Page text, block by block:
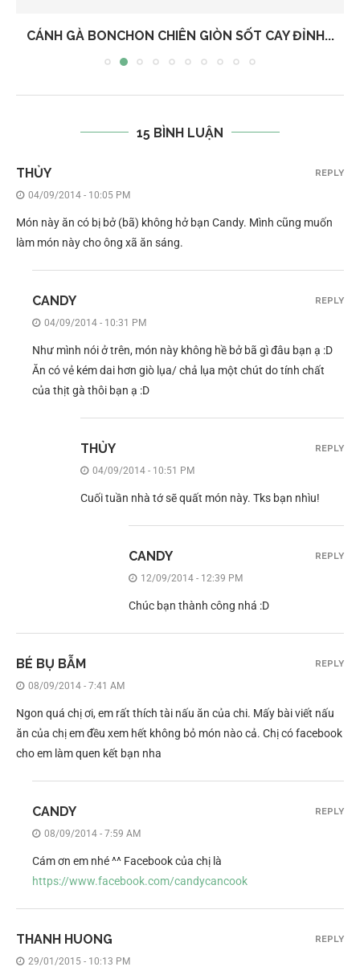
CÁNH GÀ BONCHON CHIÊN GIÒN SỐT CAY ĐỈNH...
15 BÌNH LUẬN
THỦY
04/09/2014 - 10:05 PM
Món này ăn có bị bở (bã) không hở bạn Candy. Mình cũng muốn
làm món này cho ông xã ăn sáng.
REPLY
CANDY
04/09/2014 - 10:31 PM
Như mình nói ở trên, món này không hề bở bã gì đâu bạn ạ :D
Ăn có vẻ kém dai hơn giò lụa/ chả lụa một chút do tính chất
của thịt gà thôi bạn ạ :D
REPLY
THỦY
04/09/2014 - 10:51 PM
Cuối tuần nhà tớ sẽ quất món này. Tks bạn nhìu!
REPLY
CANDY
12/09/2014 - 12:39 PM
Chúc bạn thành công nhá :D
REPLY
BÉ BỤ BẪM
08/09/2014 - 7:41 AM
Ngon quá chị ơi, em rất thích tài nấu ăn của chi. Mấy bài viết nấu
ăn của chị em đều xem hết không bỏ món nào cả. Chị có facebook
cho em làm quen kết bạn nha
REPLY
CANDY
08/09/2014 - 7:59 AM
Cám ơn em nhé ^^ Facebook của chị là
https://www.facebook.com/candycancook
REPLY
THANH HUONG
29/01/2015 - 10:13 PM
REPLY